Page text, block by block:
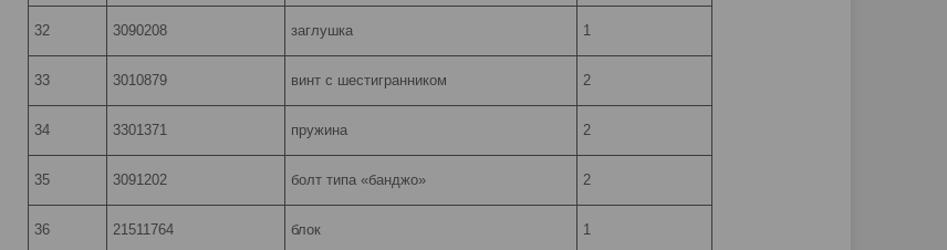
32 3090208 заглушка 1
33 3010879 винт с шестигранником 2
34 3301371 пружина 2
35 3091202 болт типа «банджо» 2
36 21511764 блок 1